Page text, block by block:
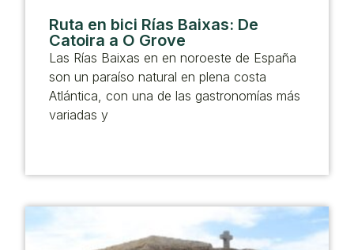
Ruta en bici Rías Baixas: De
Catoira a O Grove
Las Rías Baixas en en noroeste de España
son un paraíso natural en plena costa
Atlántica, con una de las gastronomías más
variadas y